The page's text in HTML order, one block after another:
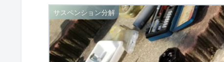
サスペンション分解